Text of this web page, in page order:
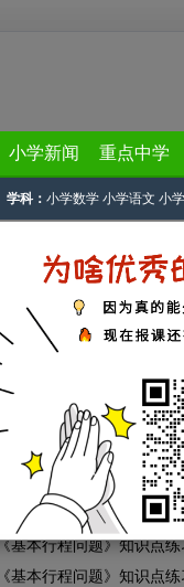
小学新闻 重点中学
学科： 小学数学 小学语文 小
数学小神探 脑经急转弯
基本行程问题》知识点
基本行程问题》知识点
基本行程问题》知识点
基本行程问题》知识点
基本行程问题》知识点
基本行程问题》知识点
基本行程问题》知识点